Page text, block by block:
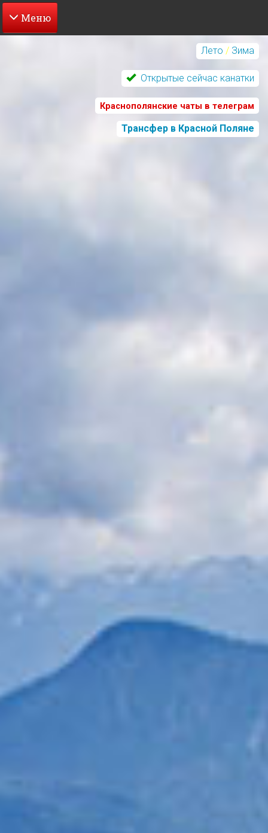
Перейти
Лето / Зима
Открытые сейчас канатки
Краснополянские чаты в телеграм
Трансфер в Красной Поляне